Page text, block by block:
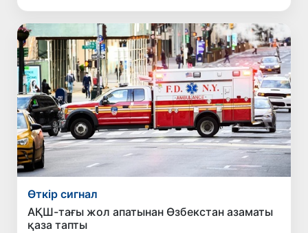
Өткір сигнал
АҚШ-тағы жол апатынан Өзбекстан азаматы
қаза тапты